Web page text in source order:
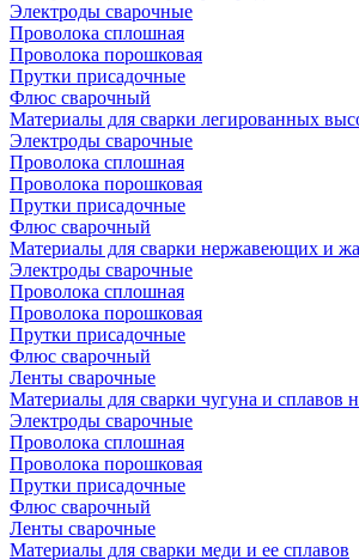
Электроды сварочные
Проволока сплошная
Проволока порошковая
Прутки присадочные
Флюс сварочный
Материалы для сварки легированных
Электроды сварочные
Проволока сплошная
Проволока порошковая
Прутки присадочные
Флюс сварочный
Материалы для сварки нержавеющих и
Электроды сварочные
Проволока сплошная
Проволока порошковая
Прутки присадочные
Флюс сварочный
Ленты сварочные
Материалы для сварки чугуна и сплавов
Электроды сварочные
Проволока сплошная
Проволока порошковая
Прутки присадочные
Флюс сварочный
Ленты сварочные
Материалы для сварки меди и ее сплавов